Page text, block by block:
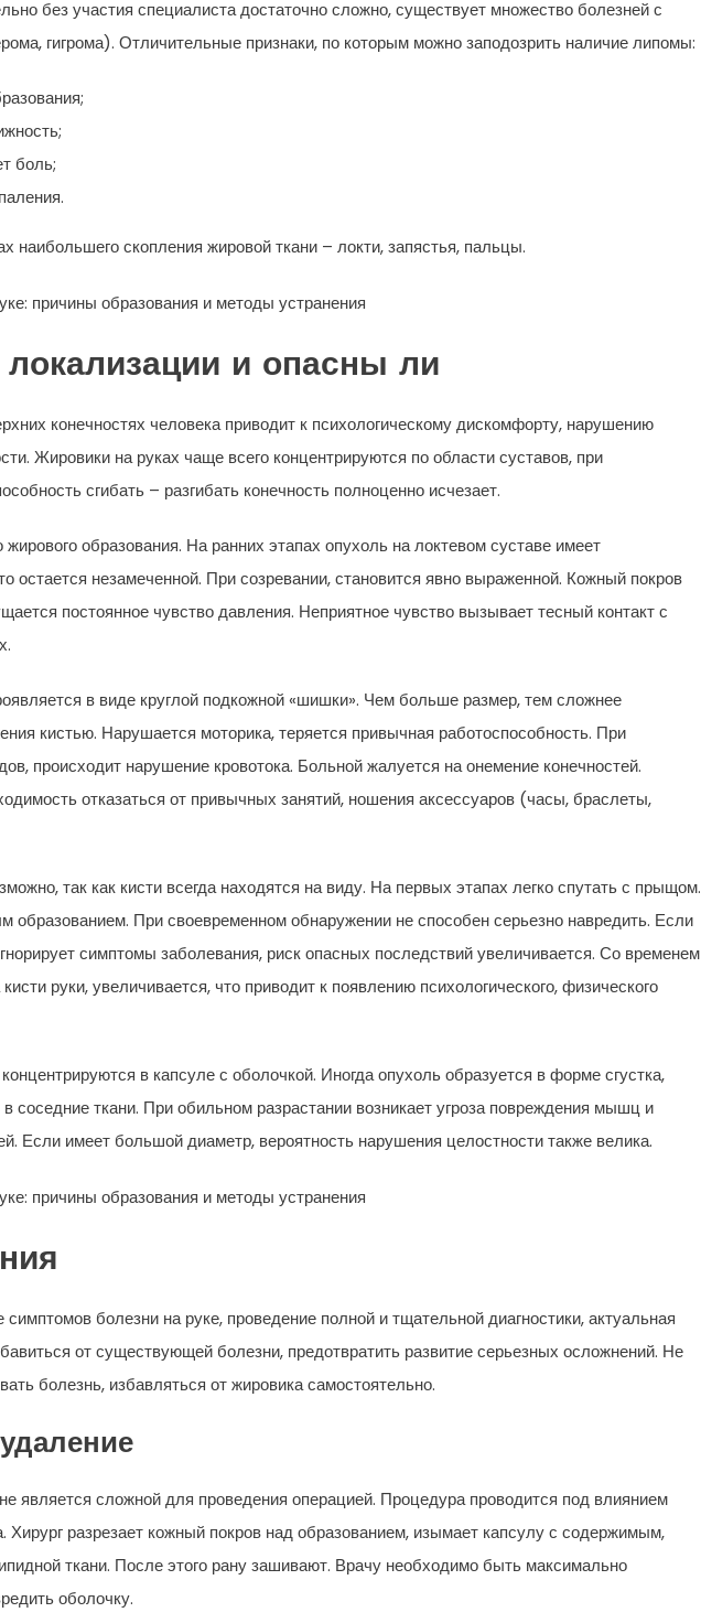
без участия специалиста достаточно сложно, существует множество болезней с
гигрома). Отличительные признаки, по которым можно заподозрить наличие липомы:
боль;
наибольшего скопления жировой ткани – локти, запястья, пальцы.
и опасны ли
конечностях человека приводит к психологическому дискомфорту, нарушению
Жировики на руках чаще всего концентрируются по области суставов, при
сгибать – разгибать конечность полноценно исчезает.
образования. На ранних этапах опухоль на локтевом суставе имеет
остается незамеченной. При созревании, становится явно выраженной. Кожный покров
постоянное чувство давления. Неприятное чувство вызывает тесный контакт с
в виде круглой подкожной «шишки». Чем больше размер, тем сложнее
кистью. Нарушается моторика, теряется привычная работоспособность. При
происходит нарушение кровотока. Больной жалуется на онемение конечностей.
отказаться от привычных занятий, ношения аксессуаров (часы, браслеты,
так как кисти всегда находятся на виду. На первых этапах легко спутать с прыщом.
образованием. При своевременном обнаружении не способен серьезно навредить. Если
симптомы заболевания, риск опасных последствий увеличивается. Со временем
руки, увеличивается, что приводит к появлению психологического, физического
в капсуле с оболочкой. Иногда опухоль образуется в форме сгустка,
соседние ткани. При обильном разрастании возникает угроза повреждения мышц и
Если имеет большой диаметр, вероятность нарушения целостности также велика.
болезни на руке, проведение полной и тщательной диагностики, актуальная
от существующей болезни, предотвратить развитие серьезных осложнений. Не
болезнь, избавляться от жировика самостоятельно.
является сложной для проведения операцией. Процедура проводится под влиянием
Хирург разрезает кожный покров над образованием, изымает капсулу с содержимым,
ткани. После этого рану зашивают. Врачу необходимо быть максимально
оболочку.